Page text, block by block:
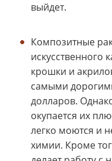
выйдет.
Композитные
искусственного
крошки и
самыми
долларов.
окупается их
легко моются и
химии. Кроме